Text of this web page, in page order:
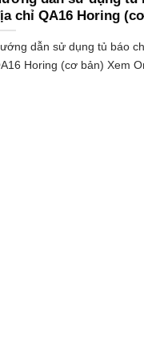
chỉ QA16 Horing
dẫn sử dụng tủ báo
Horing (cơ bản) Xem